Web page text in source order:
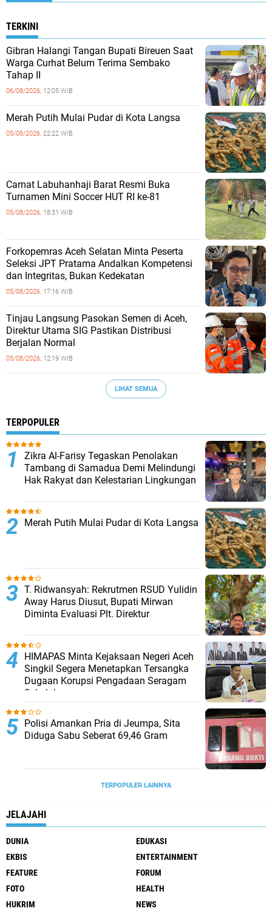
TERKINI
Gibran Halangi Tangan Bupati Bireuen Saat
Warga Curhat Belum Terima Sembako
Tahap II
06/08/2026, 12:05 WIB
Merah Putih Mulai Pudar di Kota Langsa
05/08/2026, 22:22 WIB
Camat Labuhanhaji Barat Resmi Buka
Turnamen Mini Soccer HUT RI ke-81
05/08/2026, 18:31 WIB
Forkopemras Aceh Selatan Minta Peserta
Seleksi JPT Pratama Andalkan Kompetensi
dan Integritas, Bukan Kedekatan
05/08/2026, 17:16 WIB
‎Tinjau Langsung Pasokan Semen di Aceh,
‎Direktur Utama SIG Pastikan Distribusi
Berjalan Normal ‎
05/08/2026, 12:19 WIB
LIHAT SEMUA
TERPOPULER
Zikra Al-Farisy Tegaskan Penolakan
Tambang di Samadua Demi Melindungi
Hak Rakyat dan Kelestarian Lingkungan
Merah Putih Mulai Pudar di Kota Langsa
T. Ridwansyah: Rekrutmen RSUD Yulidin
Away Harus Diusut, Bupati Mirwan
Diminta Evaluasi Plt. Direktur
HIMAPAS Minta Kejaksaan Negeri Aceh
Singkil Segera Menetapkan Tersangka
Dugaan Korupsi Pengadaan Seragam
Sekolah
Polisi Amankan Pria di Jeumpa, Sita
Diduga Sabu Seberat 69,46 Gram
TERPOPULER LAINNYA
JELAJAHI
DUNIA
EDUKASI
EKBIS
ENTERTAINMENT
FEATURE
FORUM
FOTO
HEALTH
HUKRIM
NEWS